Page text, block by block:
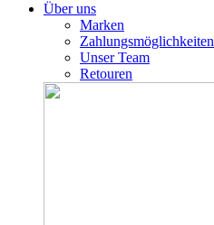
Über uns
Marken
Zahlungsmöglichkeiten
Unser Team
Retouren